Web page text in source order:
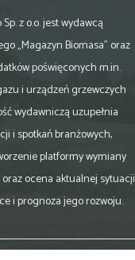
z o.o. jest wydawcą
„Magazyn Biomasa” oraz
poświęconych m.in.
i urządzeń grzewczych
wydawniczą uzupełnia
i spotkań branżowych,
platformy wymiany
ocena aktualnej sytuacji
i prognoza jego rozwoju.